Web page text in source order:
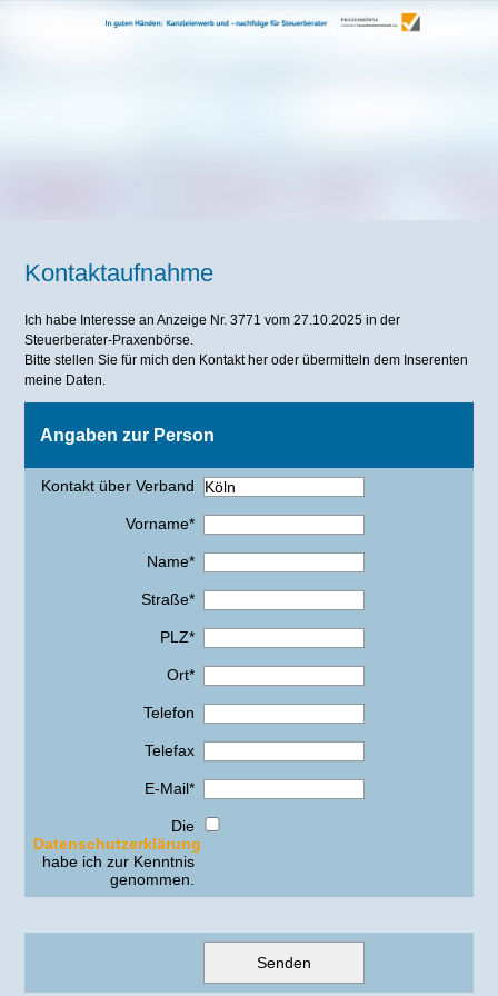
Kontaktaufnahme
Ich habe Interesse an Anzeige Nr. 3771 vom 27.10.2025 in der
Steuerberater-Praxenbörse.
Bitte stellen Sie für mich den Kontakt her oder übermitteln dem Inserenten
meine Daten.
Angaben zur Person
Kontakt über Verband
Vorname*
Name*
Straße*
PLZ*
Ort*
Telefon
Telefax
E-Mail*
Die
Datenschutzerklärung
habe ich zur Kenntnis
genommen.